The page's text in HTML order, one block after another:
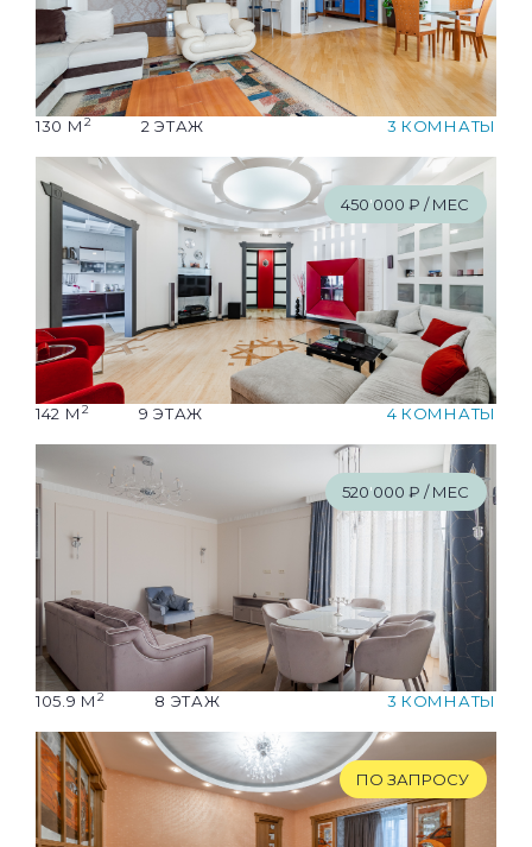
130 М 2 2 ЭТАЖ 3 КОМНАТЫ
450'000 ₽ / МЕС
142 М 2 9 ЭТАЖ 4 КОМНАТЫ
520'000 ₽ / МЕС
105.9 М 2 8 ЭТАЖ 3 КОМНАТЫ
ПО ЗАПРОСУ